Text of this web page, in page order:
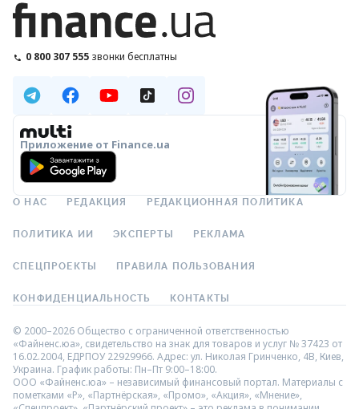
0 800 307 555 звонки бесплатны
Приложение от Finance.ua
О НАС РЕДАКЦИЯ РЕДАКЦИОННАЯ ПОЛИТИКА
ПОЛИТИКА ИИ ЭКСПЕРТЫ РЕКЛАМА
СПЕЦПРОЕКТЫ ПРАВИЛА ПОЛЬЗОВАНИЯ
КОНФИДЕНЦИАЛЬНОСТЬ КОНТАКТЫ
© 2000–2026 Общество с ограниченной ответственностью
«Файненс.юа», свидетельство на знак для товаров и услуг № 37423 от
16.02.2004, ЕДРПОУ 22929966. Адрес: ул. Николая Гринченко, 4В, Киев,
Украина. График работы: Пн–Пт 9:00–18:00.
ООО «Файненс.юа» – независимый финансовый портал. Материалы с
пометками «Р», «Партнёрская», «Промо», «Акция», «Мнение»,